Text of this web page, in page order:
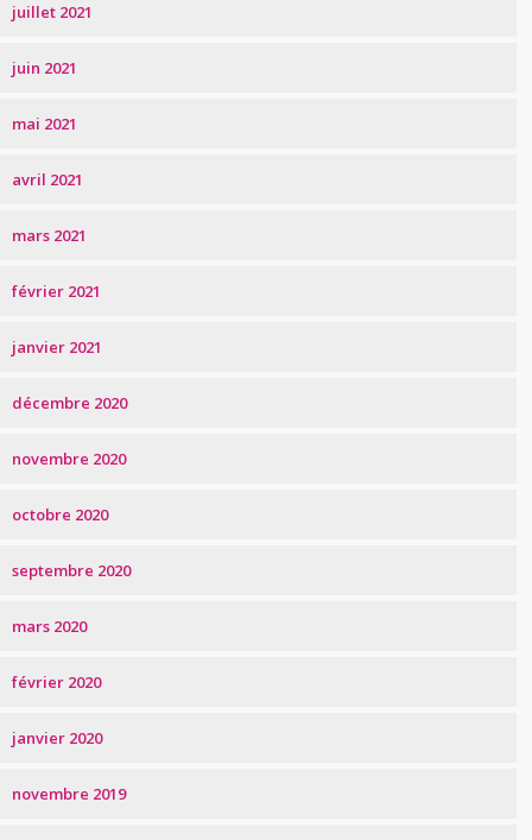
juillet 2021
juin 2021
mai 2021
avril 2021
mars 2021
février 2021
janvier 2021
décembre 2020
novembre 2020
octobre 2020
septembre 2020
mars 2020
février 2020
janvier 2020
novembre 2019